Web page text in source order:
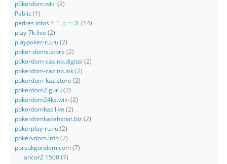
p0kerdom.wiki (2)
Pablic(1)
petites infos＊ニュース (14)
play-7k.live (2)
playpoker-ru.ru(2)
poker-doms.store (2)
pokerdom-casino.digital (2)
pokerdom-cazino.ink(2)
pokerdom-kaz.store (2)
pokerdom2.guru(2)
pokerdom24kz.wiki (2)
pokerdomkaz.live (2)
pokerdomkazahstan.biz (2)
pokerplay-ru.ru(2)
pokervdom.info(2)
porsukgundem.com(7)
ancorZ 1500(7)